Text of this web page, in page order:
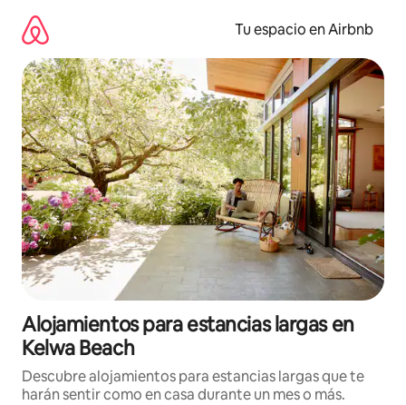
contenido
Tu espacio en Airbnb
Alojamientos para estancias largas en
Kelwa Beach
Descubre alojamientos para estancias largas que te
harán sentir como en casa durante un mes o más.